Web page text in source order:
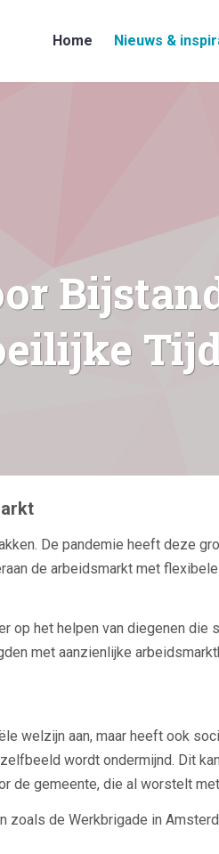
Home Nieuws &
De pandemie heeft deze
de arbeidsmarkt met
op het helpen van diegenen
met aanzienlijke
welzijn aan, maar heeft ook
wordt ondermijnd. Dit
de gemeente, die al worstelt
zoals de Werkbrigade in